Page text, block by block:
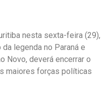
nesta sexta-feira (29),
legenda no Paraná e
Novo, deverá encerrar o
maiores forças políticas